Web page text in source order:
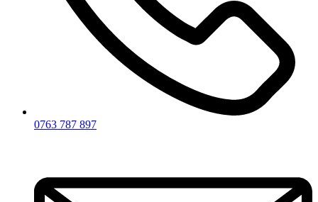
0763 787 897